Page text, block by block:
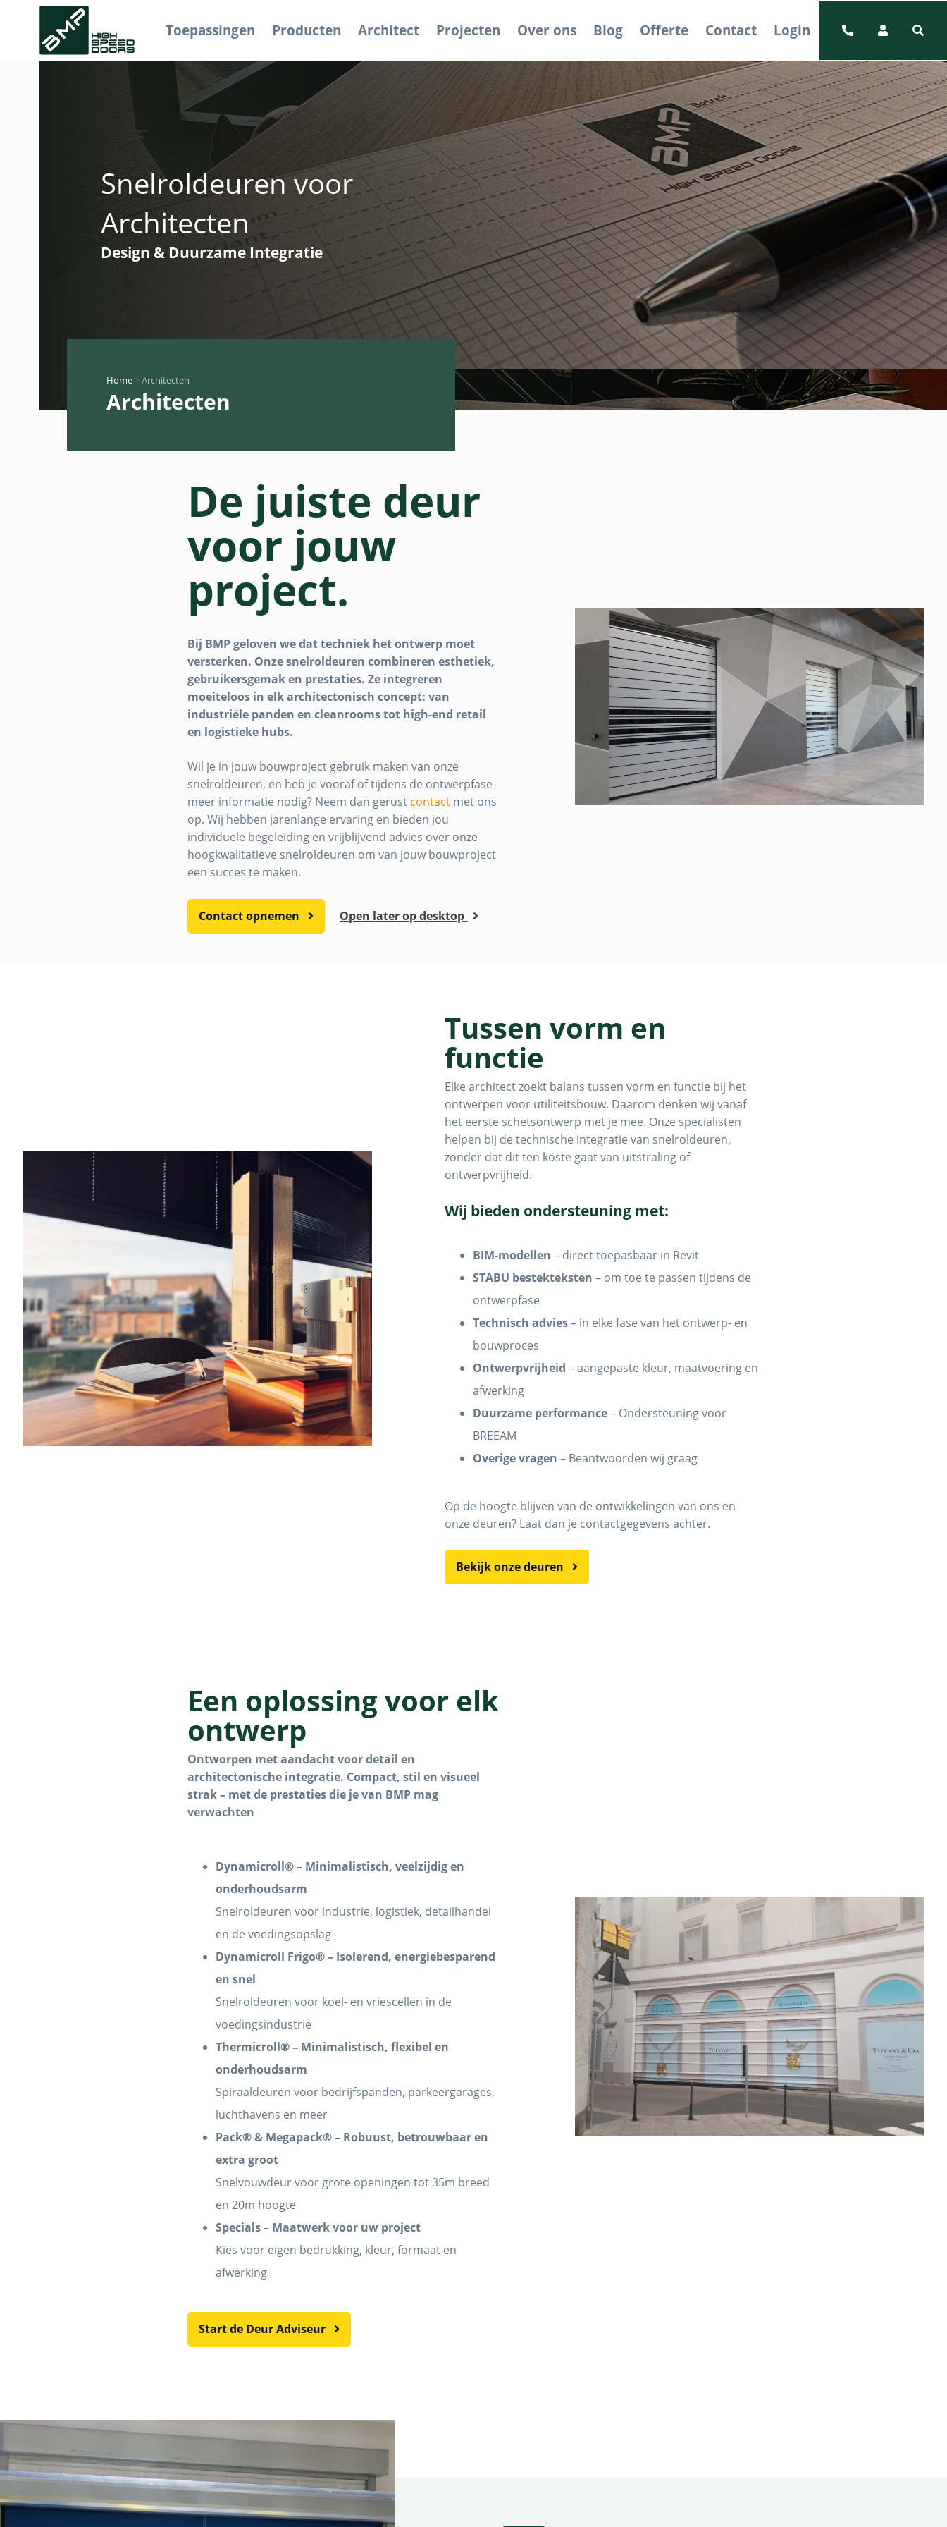
Toepassingen Producten Architect Projecten Over ons Blog Offerte Contact Login
Snelroldeuren voor
Architecten
Design & Duurzame Integratie
Home >Architecten
Architecten
De juiste deur
voor jouw
project.
Bij BMP geloven we dat techniek het ontwerp moet
versterken. Onze snelroldeuren combineren esthetiek,
gebruikersgemak en prestaties. Ze integreren
moeiteloos in elk architectonisch concept: van
industriële panden en cleanrooms tot high-end retail
en logistieke hubs.
Wil je in jouw bouwproject gebruik maken van onze
snelroldeuren, en heb je vooraf of tijdens de ontwerpfase
meer informatie nodig? Neem dan gerust contact met ons
op. Wij hebben jarenlange ervaring en bieden jou
individuele begeleiding en vrijblijvend advies over onze
hoogkwalitatieve snelroldeuren om van jouw bouwproject
een succes te maken.
Contact opnemen Open later op desktop
Tussen vorm en
functie
Elke architect zoekt balans tussen vorm en functie bij het
ontwerpen voor utiliteitsbouw. Daarom denken wij vanaf
het eerste schetsontwerp met je mee. Onze specialisten
helpen bij de technische integratie van snelroldeuren,
zonder dat dit ten koste gaat van uitstraling of
ontwerpvrijheid.
Wij bieden ondersteuning met:
BIM-modellen – direct toepasbaar in Revit
STABU bestekteksten – om toe te passen tijdens de
ontwerpfase
Technisch advies– in elke fase van het ontwerp- en
bouwproces
Ontwerpvrijheid – aangepaste kleur, maatvoering en
afwerking
Duurzame performance– Ondersteuning voor
BREEAM
Overige vragen – Beantwoorden wij graag
Op de hoogte blijven van de ontwikkelingen van ons en
onze deuren? Laat dan je contactgegevens achter.
Bekijk onze deuren
Een oplossing voor elk
ontwerp
Ontworpen met aandacht voor detail en
architectonische integratie. Compact, stil en visueel
strak – met de prestaties die je van BMP mag
verwachten
Dynamicroll® – Minimalistisch, veelzijdig en
onderhoudsarm
Snelroldeuren voor industrie, logistiek, detailhandel
en de voedingsopslag
Dynamicroll Frigo® – Isolerend, energiebesparend
en snel
Snelroldeuren voor koel- en vriescellen in de
voedingsindustrie
Thermicroll® – Minimalistisch, flexibel en
onderhoudsarm
Spiraaldeuren voor bedrijfspanden, parkeergarages,
luchthavens en meer
Pack® & Megapack® – Robuust, betrouwbaar en
extra groot
Snelvouwdeur voor grote openingen tot 35m breed
en 20m hoogte
Specials – Maatwerk voor uw project
Kies voor eigen bedrukking, kleur, formaat en
afwerking
Start de Deur Adviseur